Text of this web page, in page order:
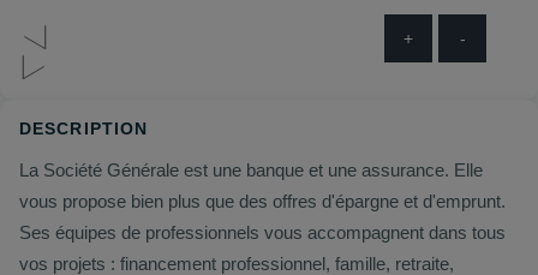
+ -
DESCRIPTION
La Société Générale est une banque et une assurance. Elle
vous propose bien plus que des offres d'épargne et d'emprunt.
Ses équipes de professionnels vous accompagnent dans tous
vos projets : financement professionnel, famille, retraite,